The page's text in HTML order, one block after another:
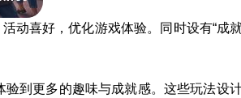
动喜好，优化游戏体验。同时设有“成
验到更多的趣味与成就感。这些玩法设